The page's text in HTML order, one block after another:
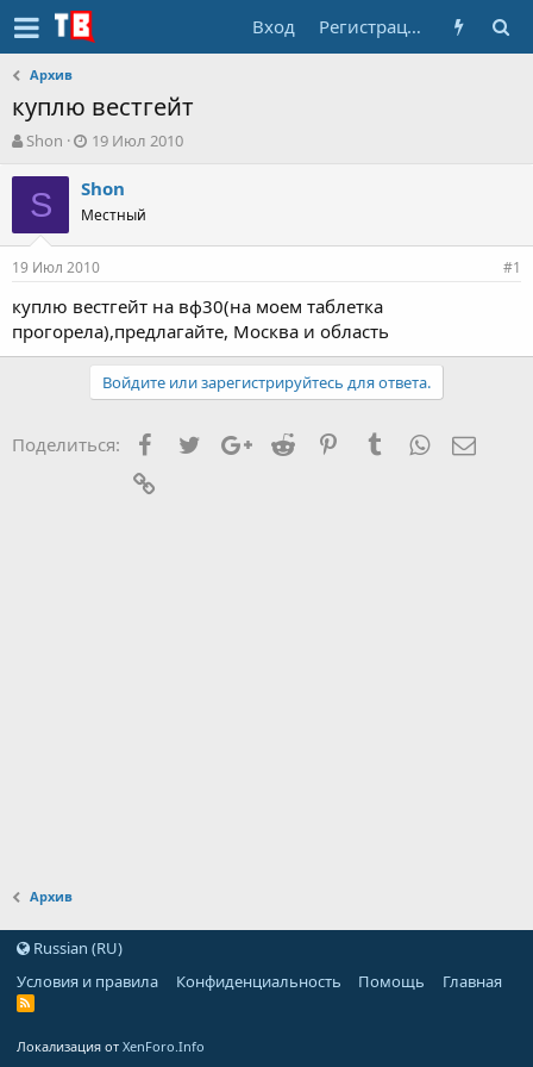
Вход Регистрация
Архив
куплю вестгейт
А
т
о
т
е
ы
Shon
Д
т
н
а
ч
л
а
19 Июл 2010
S Shon
Местный
19 Июл 2010 #1
куплю вестгейт на вф30(на моем таблетка
прогорела),предлагайте, Москва и область
Войдите или зарегистрируйтесь для ответа.
Поделиться: FacebookTwitterGoogle+
Reddit PinterestTumblrWhatsApp
Архив
Russian (RU)
Условия и правила
Конфиденциальность Помощь Главная
Локализация от XenForo.Info